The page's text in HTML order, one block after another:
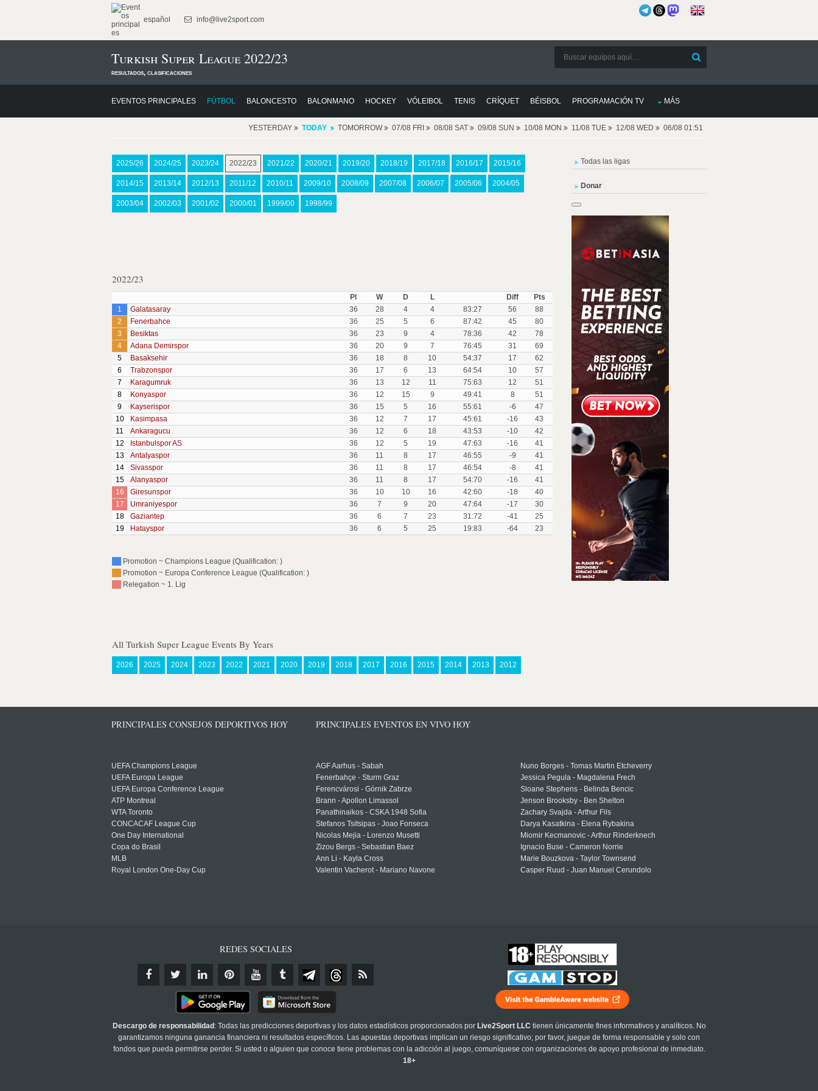
español info@live2sport.com
Turkish Super League 2022/23
resultados, clasificaciones
EVENTOS PRINCIPALES FÚTBOL BALONCESTO BALONMANO HOCKEY VÓLEIBOL TENIS CRÍQUET BÉISBOL PROGRAMACIÓN TV MÁS
YESTERDAY TODAY TOMORROW 07/08 FRI 08/08 SAT 09/08 SUN 10/08 MON 11/08 TUE 12/08 WED 06/08 01:51
2025/26 2024/25 2023/24 2022/23 2021/22 2020/21 2019/20 2018/19 2017/18 2016/17 2015/16
2014/15 2013/14 2012/13 2011/12 2010/11 2009/10 2008/09 2007/08 2006/07 2005/06 2004/05
2003/04 2002/03 2001/02 2000/01 1999/00 1998/99
2022/23
Pl W D L Diff
Pts
1
Galatasaray 36 28 4 4 83:27 56
88
2
Fenerbahce 36 25 5 6 87:42 45
80
3
Besiktas 36 23 9 4 78:36 42
78
4
Adana Demirspor 36 20 9 7 76:45 31
69
5
Basaksehir 36 18 8 10 54:37 17
62
6
Trabzonspor 36 17 6 13 64:54 10
57
7
Karagumruk 36 13 12 11 75:63 12
51
8
Konyaspor 36 12 15 9 49:41 8
51
9
Kayserispor 36 15 5 16 55:61 -6
47
10
Kasimpasa 36 12 7 17 45:61 -16
43
11
Ankaragucu 36 12 6 18 43:53 -10
42
12
Istanbulspor AS 36 12 5 19 47:63 -16
41
13
Antalyaspor 36 11 8 17 46:55 -9
41
14
Sivasspor 36 11 8 17 46:54 -8
41
15
Alanyaspor 36 11 8 17 54:70 -16
41
16
Giresunspor 36 10 10 16 42:60 -18
40
17
Umraniyespor 36 7 9 20 47:64 -17
30
18
Gaziantep 36 6 7 23 31:72 -41
25
19
Hatayspor 36 6 5 25 19:83 -64 23
Promotion ~ Champions League (Qualification: )
Promotion ~ Europa Conference League (Qualification: )
Relegation ~ 1. Lig
All Turkish Super League Events By Years
2026 2025 2024 2023 2022 2021 2020 2019 2018 2017 2016 2015 2014 2013 2012
Todas las ligas
Donar
PRINCIPALES CONSEJOS DEPORTIVOS HOY
UEFA Champions League
UEFA Europa League
UEFA Europa Conference League
ATP Montreal
WTA Toronto
CONCACAF League Cup
One Day International
Copa do Brasil
MLB
Royal London One-Day Cup
PRINCIPALES EVENTOS EN VIVO HOY
AGF Aarhus - Sabah
Fenerbahçe - Sturm Graz
Ferencvárosi - Górnik Zabrze
Brann - Apollon Limassol
Panathinaikos - CSKA 1948 Sofia
Stefanos Tsitsipas - Joao Fonseca
Nicolas Mejia - Lorenzo Musetti
Zizou Bergs - Sebastian Baez
Ann Li - Kayla Cross
Valentin Vacherot - Mariano Navone
Nuno Borges - Tomas Martin Etcheverry
Jessica Pegula - Magdalena Frech
Sloane Stephens - Belinda Bencic
Jenson Brooksby - Ben Shelton
Zachary Svajda - Arthur Fils
Darya Kasatkina - Elena Rybakina
Miomir Kecmanovic - Arthur Rinderknech
Ignacio Buse - Cameron Norrie
Marie Bouzkova - Taylor Townsend
Casper Ruud - Juan Manuel Cerundolo
REDES SOCIALES
Descargo de responsabilidad : Todas las predicciones deportivas y los datos estadísticos proporcionados por Live2Sport LLC tienen únicamente fines informativos y analíticos. No
garantizamos ninguna ganancia financiera ni resultados específicos. Las apuestas deportivas implican un riesgo significativo; por favor, juegue de forma responsable y solo con
fondos que pueda permitirse perder. Si usted o alguien que conoce tiene problemas con la adicción al juego, comuníquese con organizaciones de apoyo profesional de inmediato.
18+